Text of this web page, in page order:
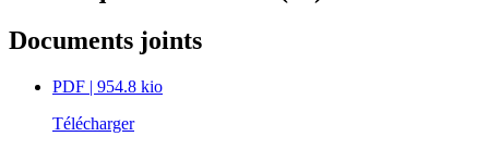
Documents joints
PDF | 954.8 kio
Télécharger